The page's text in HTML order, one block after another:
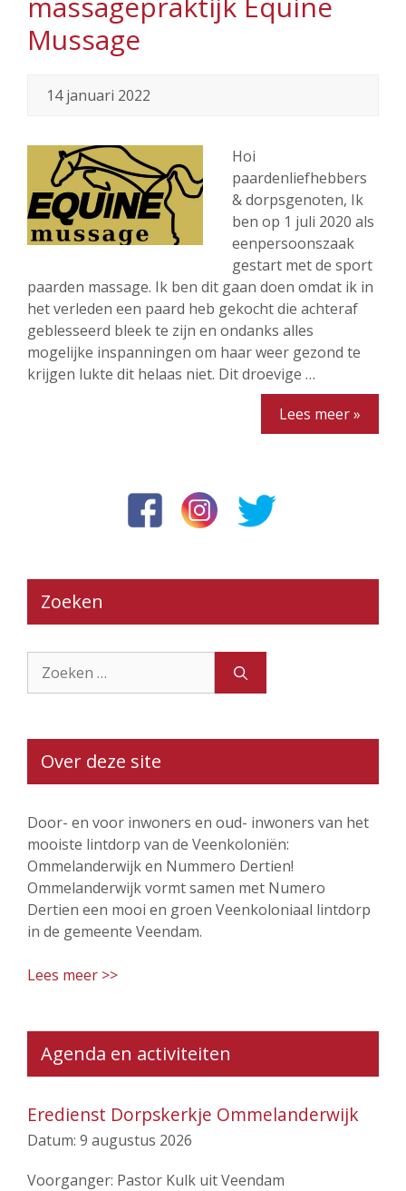
Mussage
14 januari 2022
Hoi
paardenliefhebbers
& dorpsgenoten, Ik
ben op 1 juli 2020 als
eenpersoonszaak
gestart met de sport
paarden massage. Ik ben dit gaan doen omdat ik in
het verleden een paard heb gekocht die achteraf
geblesseerd bleek te zijn en ondanks alles
mogelijke inspanningen om haar weer gezond te
krijgen lukte dit helaas niet. Dit droevige …
Lees meer »
Zoeken
naar:
Over deze site
Door- en voor inwoners en oud- inwoners van het
mooiste lintdorp van de Veenkoloniën:
Ommelanderwijk en Nummero Dertien!
Ommelanderwijk vormt samen met Numero
Dertien een mooi en groen Veenkoloniaal lintdorp
in de gemeente Veendam.
Lees meer >>
Agenda en activiteiten
Eredienst Dorpskerkje Ommelanderwijk
Datum: 9 augustus 2026
Voorganger: Pastor Kulk uit Veendam